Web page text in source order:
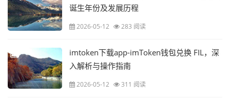
诞生年份及发展历程
2026-05-12 283 阅读
imtoken下载app-imToken钱包兑换 FIL，深
入解析与操作指南
2026-05-12 311 阅读